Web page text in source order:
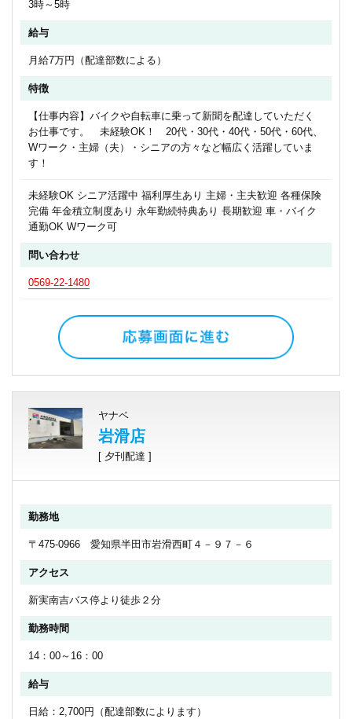
3時～5時
給与
月給7万円（配達部数による）
特徴
【仕事内容】バイクや自転車に乗って新聞を配達していただく
お仕事です。 未経験OK！ 20代・30代・40代・50代・60代、
Wワーク・主婦（夫）・シニアの方々など幅広く活躍していま
す！
未経験OK シニア活躍中 福利厚生あり 主婦・主夫歓迎 各種保険
完備 年金積立制度あり 永年勤続特典あり 長期歓迎 車・バイク
通勤OK Wワーク可
問い合わせ
0569-22-1480
ヤナベ
岩滑店
[ 夕刊配達 ]
勤務地
〒475-0966 愛知県半田市岩滑西町４－９７－６
アクセス
新実南吉バス停より徒歩２分
勤務時間
14：00～16：00
給与
日給：2,700円（配達部数によります）